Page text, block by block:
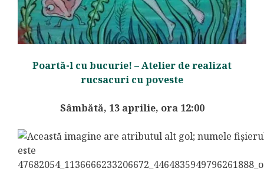
Poartă-l cu bucurie! – Atelier de realizat
rucsacuri cu poveste
Sâmbătă, 13 aprilie, ora 12:00